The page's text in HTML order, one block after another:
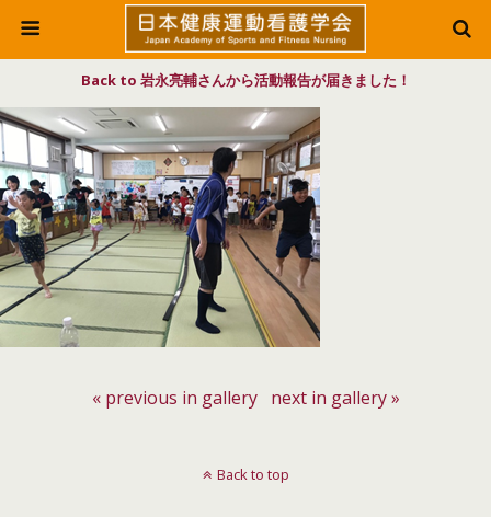
Back to 岩永亮輔さんから活動報告が届きました！
« previous in gallery next in gallery »
Back to top